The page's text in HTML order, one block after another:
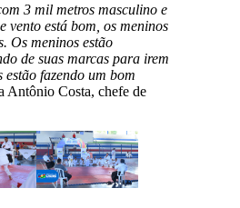
3 mil metros masculino e
vento está bom, os meninos
Os meninos estão
de suas marcas para irem
fazendo um bom
Antônio Costa, chefe de